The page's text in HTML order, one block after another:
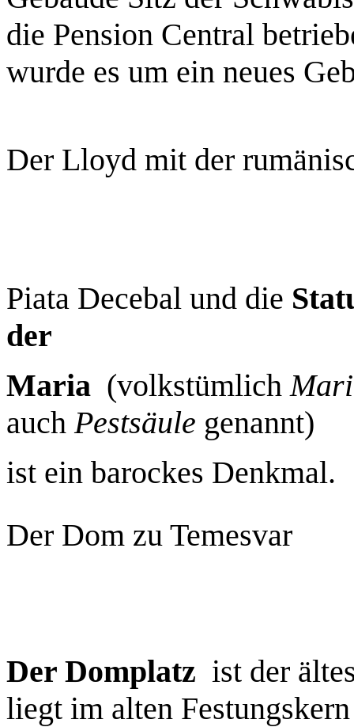
die Pension Central
wurde es um ein neues
Der Lloyd mit der
Piata Decebal und die
der
Maria (volkstümlich
auchPestsäule genannt)
ist ein barockes Denkmal.
Der Dom zu Temesvar
Der Domplatz ist der
liegt im alten